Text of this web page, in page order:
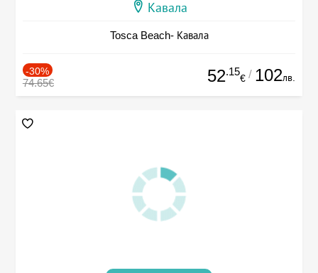
Кавала
Tosca Beach- Кавала
-30%
74.65€ 52.15
€ / 102лв.